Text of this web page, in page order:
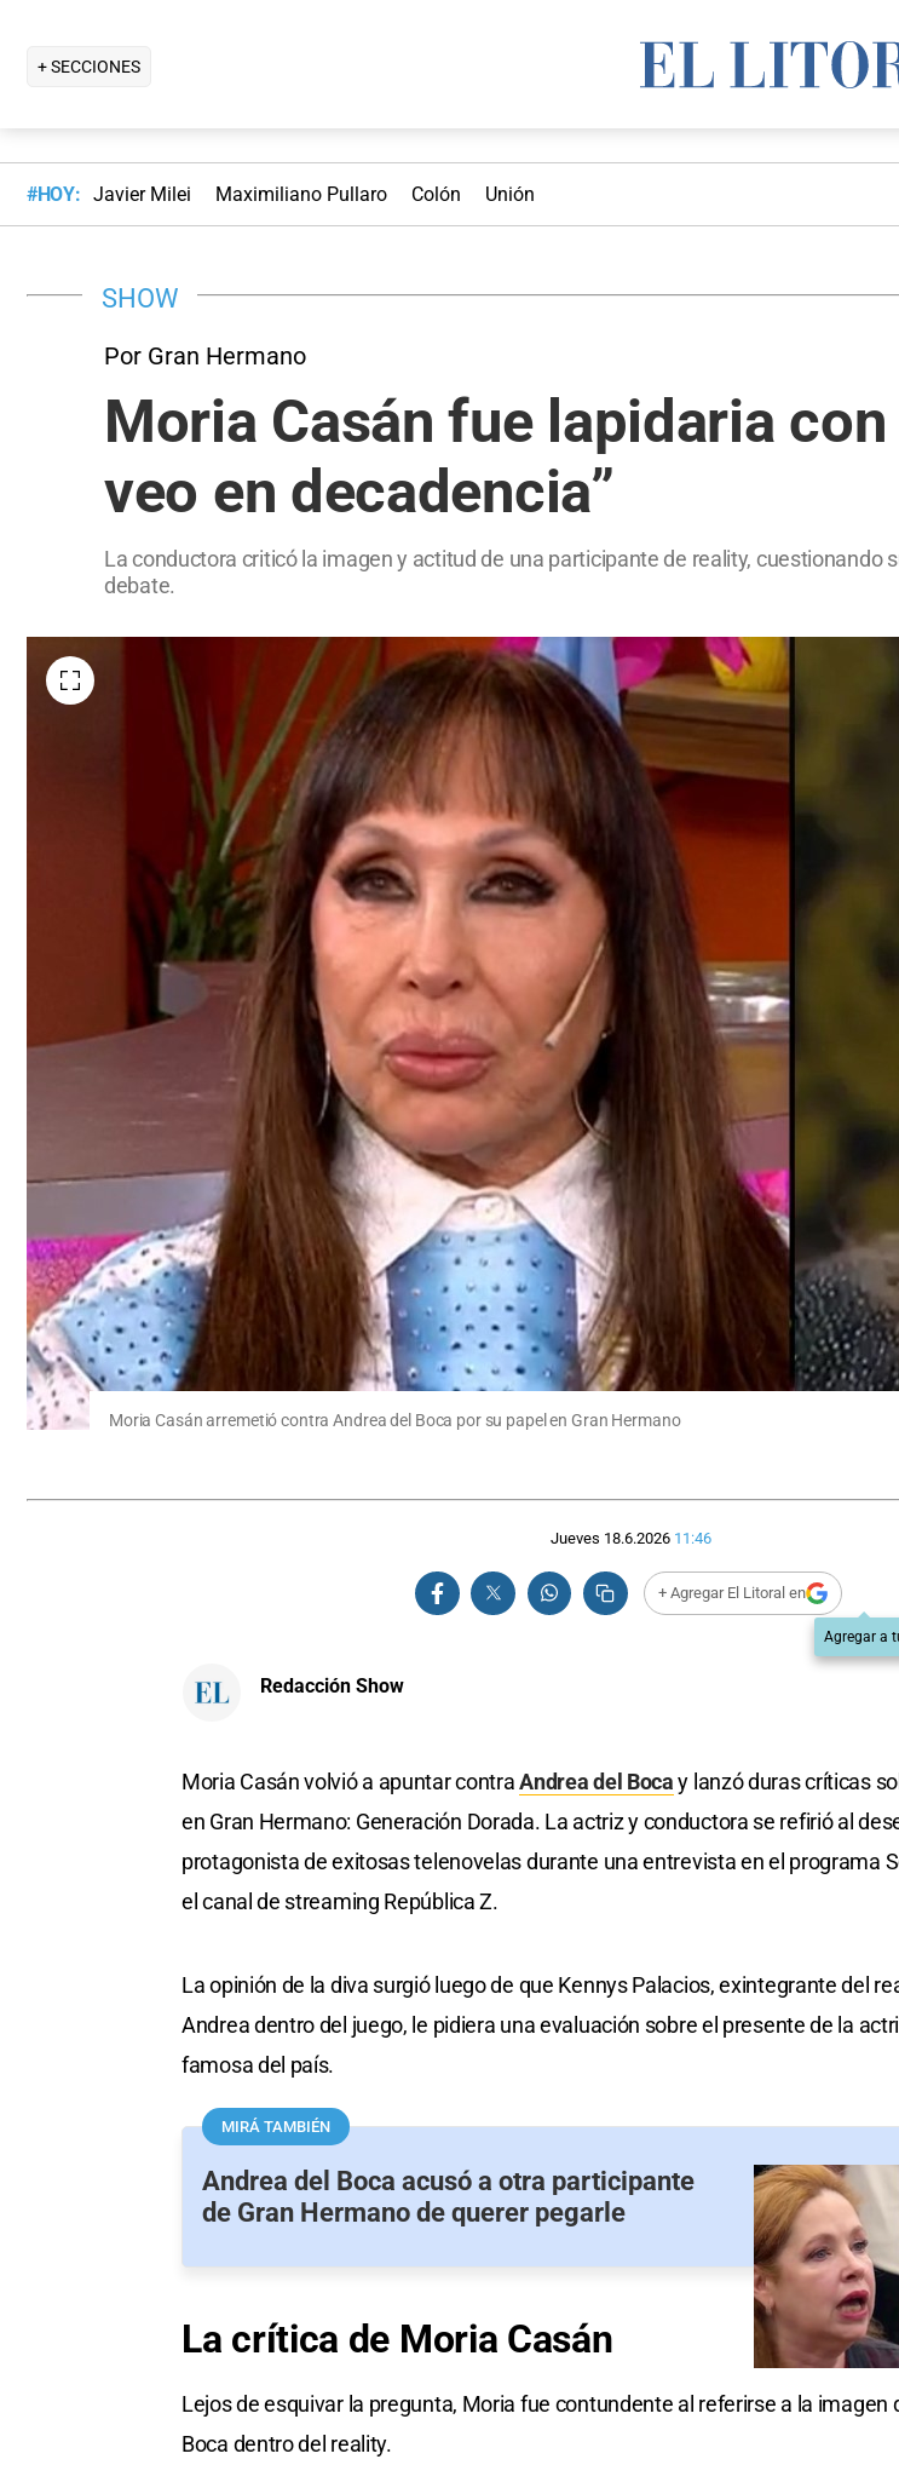
+ SECCIONES
#HOY: Javier Milei Maximiliano Pullaro Colón Unión
SHOW
Por Gran Hermano
Moria Casán fue lapidaria
veo en decadencia”
La conductora criticó la imagen y actitud de una participante de reality,
debate.
Moria Casán arremetió contra Andrea del Boca por su papel en Gran Hermano
Jueves 18.6.2026 11:46
+ Agregar El Litoral en
Agregar a
Redacción Show
Moria Casán volvió a apuntar contraAndrea del Bocay lanzó duras críticas
en Gran Hermano: Generación Dorada. La actriz y conductora se refirió al
protagonista de exitosas telenovelas durante una entrevista en el programa
el canal de streaming República Z.
La opinión de la diva surgió luego de que Kennys Palacios, exintegrante del
Andrea dentro del juego, le pidiera una evaluación sobre el presente de la
famosa del país.
MIRÁ TAMBIÉN
Andrea del Boca acusó a otra participante
de Gran Hermano de querer pegarle
La crítica de Moria Casán
Lejos de esquivar la pregunta, Moria fue contundente al referirse a la imagen
Boca dentro del reality.